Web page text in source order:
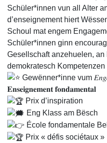
Schüler*innen vun all Alter
d’enseignement hiert
Schoul mat engem
Schüler*innen ginn
Gesellschaft anzehuelen,
demokratesch
Gewënner*inne vum
𝐄𝐧𝐬𝐞𝐢𝐠𝐧𝐞𝐦𝐞𝐧𝐭 𝐟𝐨𝐧𝐝𝐚𝐦𝐞𝐧𝐭𝐚𝐥
Prix d’inspiration
Eng Klass am Bësch
École fondamentale
Prix « défis sociétaux »